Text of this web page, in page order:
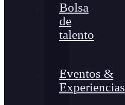
Bolsa
de
talento
Eventos &
Experiencias